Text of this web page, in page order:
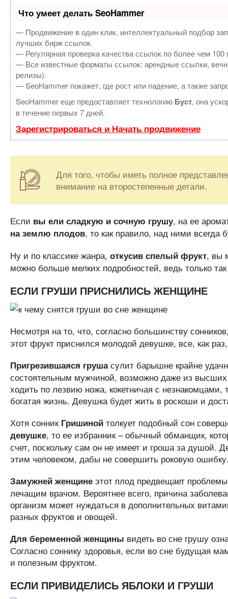
Что умеет делать SeoHammer
— Продвижение в один клик, интеллектуальный подбор
лучших бирж ссылок.
— Регулярная проверка качества ссылок по более чем
— Все известные форматы ссылок: арендные ссылки,
релизы).
— SeoHammer покажет, где рост или падение, а также
SeoHammer еще предоставляет технологию Буст, она
в течение первых 7 дней.
Зарегистрироваться и Начать продвижение
Для того, чтобы иметь полное
внимание на второстепенные детали.
Если вы ели сладкую и сочную грушу, на ее
на землю плодов, то как правило, над ними всегда
Ну и по классике жанра, откусив спелый фрукт, вы
можно больше мелких подробностей, ведь только
ЕСЛИ ГРУШИ ПРИСНИЛИСЬ ЖЕНЩИНЕ
Несмотря на то, что, согласно большинству
этот фрукт приснился молодой девушке, все, как
Пригрезившаяся грушасулит барышне крайне
состоятельным мужчиной, возможно даже из
ходить по лезвию ножа, кокетничая с
богатая жизнь. Девушка будет жить в роскоши и
Хотя сонник Гришинойтолкует подобный сон
девушке, то ее избранник – обычный обманщик,
счет, поскольку сам он не имеет и гроша за душой.
этим человеком, дабы не совершить роковую
Замужней женщинеэтот плод предвещает
лечащим врачом. Вероятнее всего, причина
организм может нуждаться в дополнительных
разных фруктов и овощей.
Для беременной женщины видеть во сне грушу
Согласно соннику здоровья, если во сне будущая
и полезным фруктом.
ЕСЛИ ПРИВИДЕЛИСЬ ЯБЛОКИ И ГРУШИ